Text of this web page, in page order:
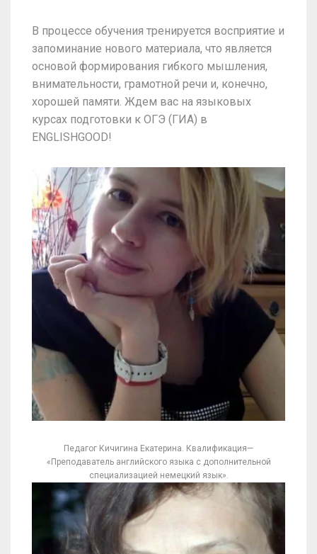
В процессе обучения тренируется восприятие и
запоминание нового материала, что является
основой формирования гибкого мышления,
внимательности, грамотной речи и, конечно,
хорошей памяти. Ждем вас на языковых
курсах подготовки к ОГЭ (ГИА) в
ENGLISHGOOD!
Педагог Кичигина Екатерина. Квалификация—
«Преподаватель английского языка с дополнительной
специализацией немецкий язык».